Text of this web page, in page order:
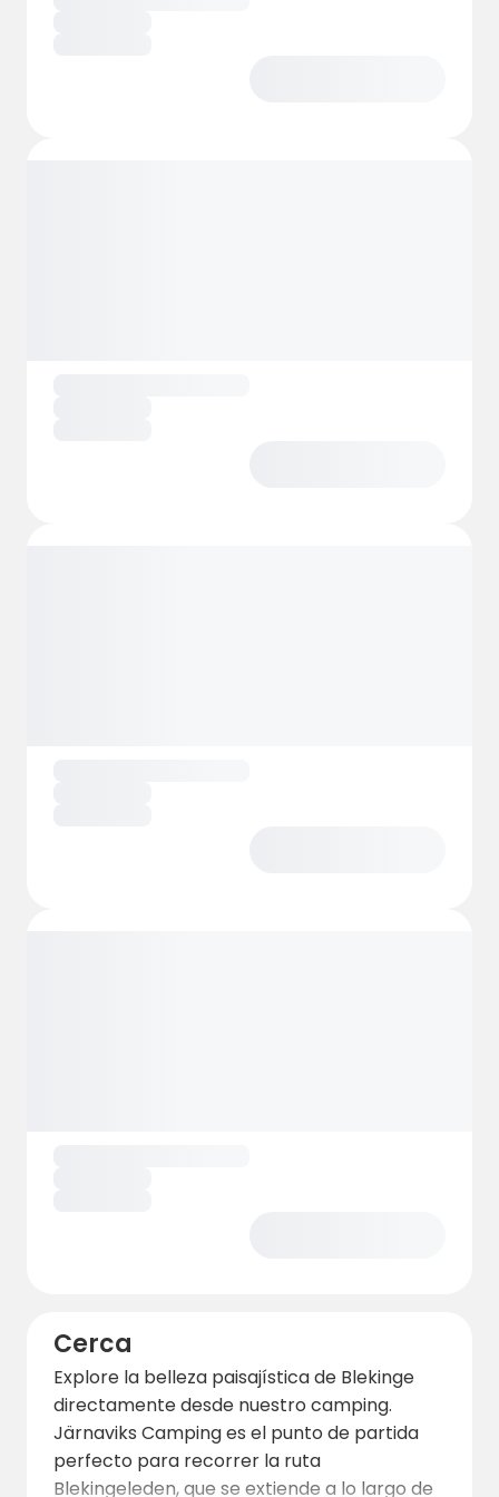
Cerca
Explore la belleza paisajística de Blekinge
directamente desde nuestro camping.
Järnaviks Camping es el punto de partida
perfecto para recorrer la ruta
Blekingeleden, que se extiende a lo largo de